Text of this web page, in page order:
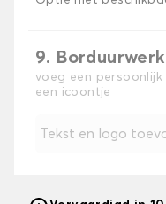
9. Borduurwerk
voeg een
een icoontje
Tekst en logo